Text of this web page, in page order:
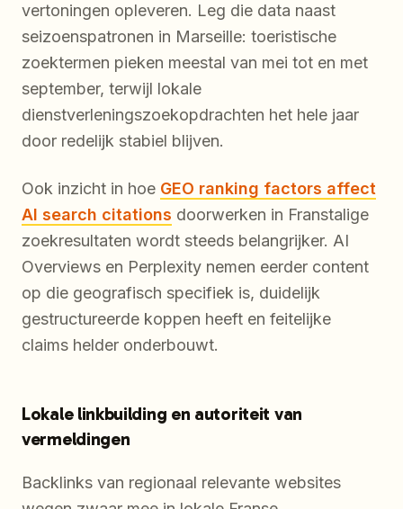
vertoningen opleveren. Leg die data naast
seizoenspatronen in Marseille: toeristische
zoektermen pieken meestal van mei tot en met
september, terwijl lokale
dienstverleningszoekopdrachten het hele jaar
door redelijk stabiel blijven.
Ook inzicht in hoe GEO ranking factors affect
AI search citations doorwerken in Franstalige
zoekresultaten wordt steeds belangrijker. AI
Overviews en Perplexity nemen eerder content
op die geografisch specifiek is, duidelijk
gestructureerde koppen heeft en feitelijke
claims helder onderbouwt.
Lokale linkbuilding en autoriteit van
vermeldingen
Backlinks van regionaal relevante websites